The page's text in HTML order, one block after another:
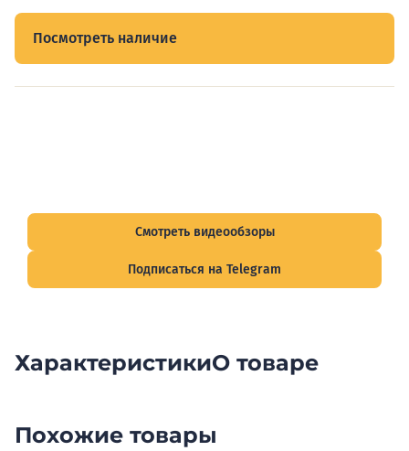
Посмотреть наличие
Смотреть видеообзоры
Подписаться на Telegram
ХарактеристикиО товаре
Похожие товары